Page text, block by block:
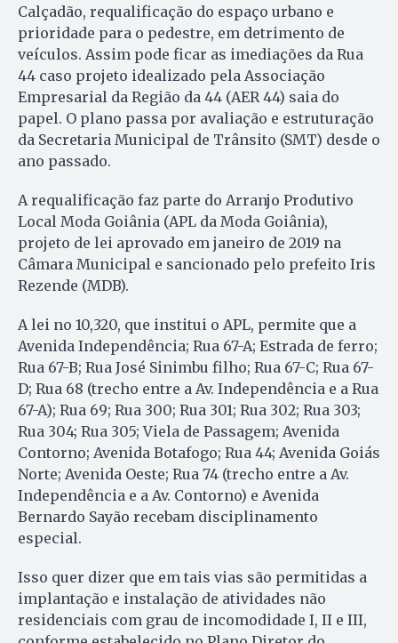
Calçadão, requalificação do espaço urbano e
prioridade para o pedestre, em detrimento de
veículos. Assim pode ficar as imediações da Rua
44 caso projeto idealizado pela Associação
Empresarial da Região da 44 (AER 44) saia do
papel. O plano passa por avaliação e estruturação
da Secretaria Municipal de Trânsito (SMT) desde o
ano passado.
A requalificação faz parte do Arranjo Produtivo
Local Moda Goiânia (APL da Moda Goiânia),
projeto de lei aprovado em janeiro de 2019 na
Câmara Municipal e sancionado pelo prefeito Iris
Rezende (MDB).
A lei no 10,320, que institui o APL, permite que a
Avenida Independência; Rua 67-A; Estrada de ferro;
Rua 67-B; Rua José Sinimbu filho; Rua 67-C; Rua 67-
D; Rua 68 (trecho entre a Av. Independência e a Rua
67-A); Rua 69; Rua 300; Rua 301; Rua 302; Rua 303;
Rua 304; Rua 305; Viela de Passagem; Avenida
Contorno; Avenida Botafogo; Rua 44; Avenida Goiás
Norte; Avenida Oeste; Rua 74 (trecho entre a Av.
Independência e a Av. Contorno) e Avenida
Bernardo Sayão recebam disciplinamento
especial.
Isso quer dizer que em tais vias são permitidas a
implantação e instalação de atividades não
residenciais com grau de incomodidade I, II e III,